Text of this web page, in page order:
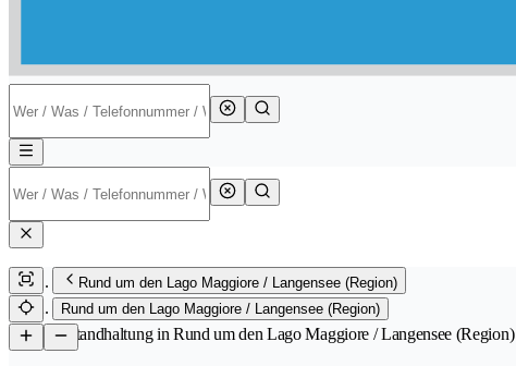
Rund um den Lago Maggiore / Langensee (Region)
Rund um den Lago Maggiore / Langensee (Region)
/Instandhaltung in Rund um den Lago Maggiore / Langensee (Region)